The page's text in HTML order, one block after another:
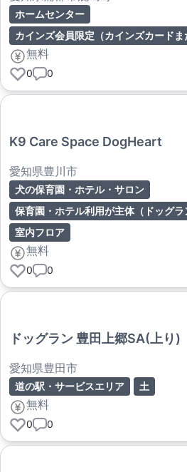
ホームセンター
無料
0 0
K9 Care Space DogHeart
愛知県豊川市
犬の保育園・ホテル・サロン
室内フロア
無料
0 0
ドッグラン 豊田上郷SA(上り)
愛知県豊田市
道の駅・サービスエリア 土
無料
0 0